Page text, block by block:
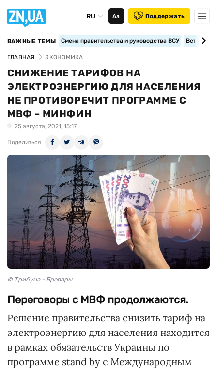
RU Аа Поддержать
ВАЖНЫЕ ТЕМЫ Смена правительства и руководства ВСУ
ГЛАВНАЯ ЭКОНОМИКА
СНИЖЕНИЕ ТАРИФОВ НА
ЭЛЕКТРОЭНЕРГИЮ ДЛЯ НАСЕЛЕНИЯ
НЕ ПРОТИВОРЕЧИТ ПРОГРАММЕ С
МВФ – МИНФИН
25 августа, 2021, 15:17
Поделиться
© Трибуна - Бровары
Переговоры с МВФ продолжаются.
Решение правительства снизить тариф на
электроэнергию для населения находится
в рамках обязательств Украины по
программе stand by с Международным